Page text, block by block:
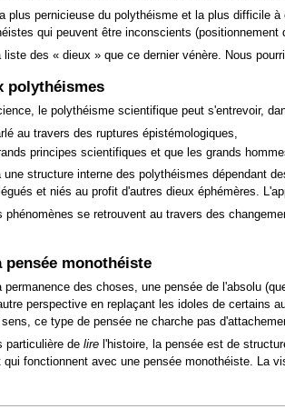
plus pernicieuse du polythéisme et la plus difficile
qui peuvent être inconscients (positionnement
liste des « dieux »que ce dernier vénère. Nous
polythéismes
le polythéisme scientifique peut s'entrevoir,
au travers des ruptures épistémologiques,
principes scientifiques et que les grands
structure interne des polythéismes dépendant
et niés au profit d'autres dieux éphémères.
se retrouvent au travers des
monothéiste
permanence des choses, une pensée de l'absolu
perspective en replaçant les idoles de certains
ce type de pensée ne charche pas
particulière de lirel'histoire, la pensée est de
fonctionnent avec une pensée monothéiste. La